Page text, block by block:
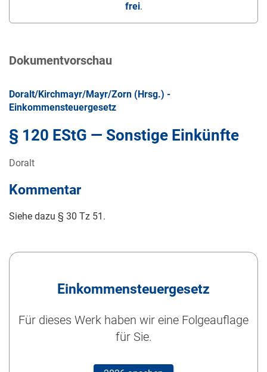
frei.
Dokumentvorschau
Doralt/Kirchmayr/Mayr/Zorn (Hrsg.) -
Einkommensteuergesetz
§ 120 EStG — Sonstige Einkünfte
Doralt
Kommentar
Siehe dazu § 30 Tz 51.
Einkommensteuergesetz
Für dieses Werk haben wir eine Folgeauflage
für Sie.